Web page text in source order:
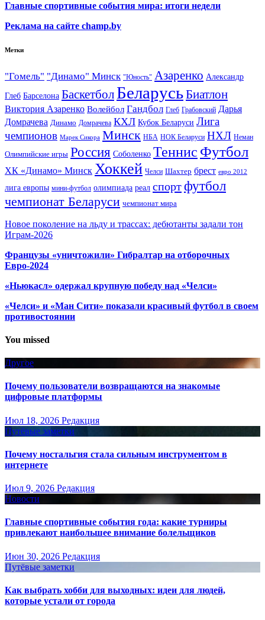
Главные спортивные события мира: итоги недели
Реклама на сайте champ.by
Метки
"Гомель" "Динамо" Минск "Юность" Азаренко Александр
Глеб Барселона Баскетбол БеларусьБиатлон
Виктория Азаренко Волейбол Гандбол Глеб Грабовский Дарья
Домрачева Динамо Домрачева КХЛ Кубок Беларуси Лига
чемпионов Марек Сикора Минск НБА НОК Беларуси НХЛ Неман
Олимпийские игры Россия Соболенко Теннис Футбол
ХК «Динамо» Минск Хоккей Челси Шахтер брест евро 2012
лига европы мини-футбол олимпиада реал спортфутбол
чемпионат Беларуси чемпионат мира
Новое поколение на льду и трассах: дебютанты задали тон
Играм-2026
Французы «уничтожили» Гибралтар на отборочных
Евро-2024
«Ньюкасл» одержал крупную победу над «Челси»
«Челси» и «Ман Сити» показали красивый футбол в своем
противостоянии
You missed
Другое
Почему пользователи возвращаются на знакомые
цифровые платформы
Июл 18, 2026 Редакция
Путёвые заметки
Почему ностальгия стала сильным инструментом в
интернете
Июл 9, 2026 Редакция
Новости
Главные спортивные события года: какие турниры
привлекают наибольшее внимание болельщиков
Июн 30, 2026 Редакция
Путёвые заметки
Как выбрать хобби для выходных: идеи для людей,
которые устали от города